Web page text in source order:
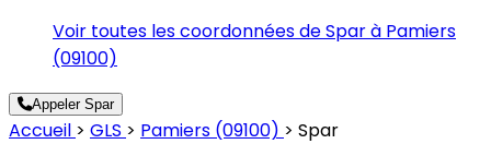
Voir toutes les coordonnées de Spar à Pamiers
(09100)
Appeler Spar
Accueil > GLS > Pamiers (09100) > Spar